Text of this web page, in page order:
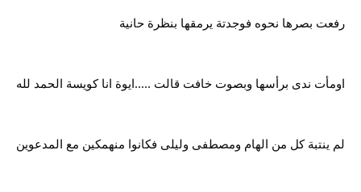
رفعت بصرها نحوه فوجدتة يرمقها بنظرة حانية
اومأت ندى برأسها وبصوت خافت قالت .....ايوة انا كويسة الحمد لله
لم ينتبة كل من الهام ومصطفى وليلى فكانوا منهمكين مع المدعوين